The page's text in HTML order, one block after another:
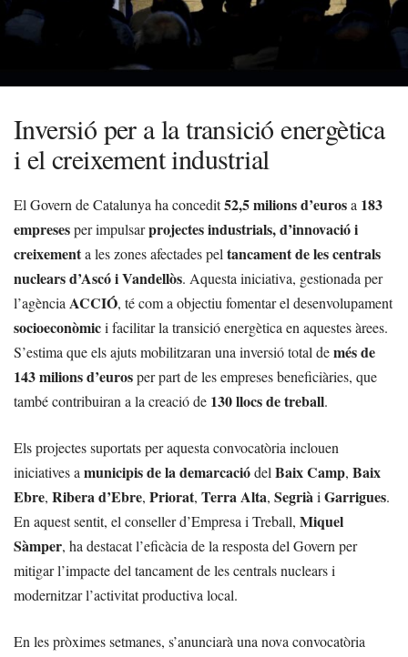
Inversió per a la transició energètica
i el creixement industrial
El Govern de Catalunya ha concedit52,5 milions d’eurosa 183
empresesper impulsarprojectes industrials, d’innovació i
creixementa les zones afectades pel tancament de les centrals
nuclears d’Ascó i Vandellòs. Aquesta iniciativa, gestionada per
l’agència ACCIÓ, té com a objectiu fomentar el desenvolupament
socioeconòmici facilitar la transició energètica en aquestes àrees.
S’estima que els ajuts mobilitzaran una inversió total demés de
143 milions d’eurosper part de les empreses beneficiàries, que
també contribuiran a la creació de 130 llocs de treball.
Els projectes suportats per aquesta convocatòria inclouen
iniciatives a municipis de la demarcaciódel Baix Camp, Baix
Ebre, Ribera d’Ebre, Priorat, Terra Alta, Segriài Garrigues.
En aquest sentit, el conseller d’Empresa i Treball, Miquel
Sàmper, ha destacat l’eficàcia de la resposta del Govern per
mitigar l’impacte del tancament de les centrals nuclears i
modernitzar l’activitat productiva local.
En les pròximes setmanes, s’anunciarà una nova convocatòria